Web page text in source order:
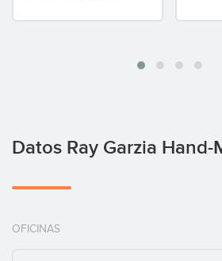
Datos Ray Garzia Hand-
OFICINAS